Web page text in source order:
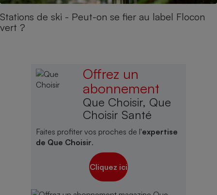
Stations de ski - Peut-on se fier au label Flocon
vert ?
Offrez un
abonnement
Que Choisir, Que
Choisir Santé
Faites profiter vos proches de l'expertise
de Que Choisir.
Cliquez ici